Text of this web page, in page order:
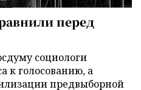
перед
социологи
к голосованию, а
предвыборной